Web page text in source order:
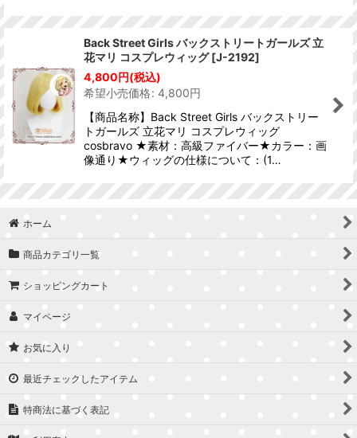
Back Street Girls バックストリートガールズ 立
花マリ コスプレウィッグ [J-2192]
4,800円(税込)
希望小売価格: 4,800円
【商品名称】Back Street Girls バックストリー
トガールズ 立花マリ コスプレウィッグ
cosbravo ★素材：高級ファイバー★カラー：画
像通り★ウィッグの仕様について：(1…
ホーム
商品カテゴリ一覧
ショッピングカート
マイページ
お気に入り
最近チェックしたアイテム
特商法に基づく表記